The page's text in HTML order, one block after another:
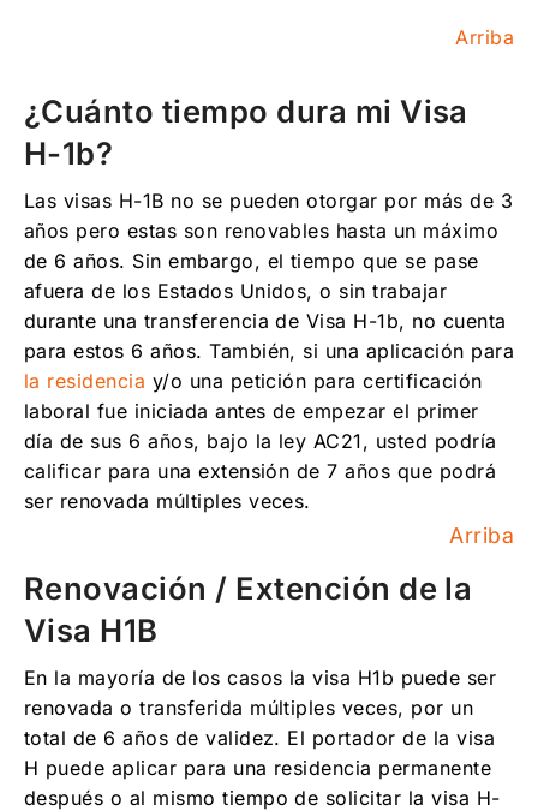
Arriba
¿Cuánto tiempo dura mi Visa
H-1b?
Las visas H-1B no se pueden otorgar por más de 3
años pero estas son renovables hasta un máximo
de 6 años. Sin embargo, el tiempo que se pase
afuera de los Estados Unidos, o sin trabajar
durante una transferencia de Visa H-1b, no cuenta
para estos 6 años. También, si una aplicación para
la residencia y/o una petición para certificación
laboral fue iniciada antes de empezar el primer
día de sus 6 años, bajo la ley AC21, usted podría
calificar para una extensión de 7 años que podrá
ser renovada múltiples veces.
Arriba
Renovación / Extención de la
Visa H1B
En la mayoría de los casos la visa H1b puede ser
renovada o transferida múltiples veces, por un
total de 6 años de validez. El portador de la visa
H puede aplicar para una residencia permanente
después o al mismo tiempo de solicitar la visa H-